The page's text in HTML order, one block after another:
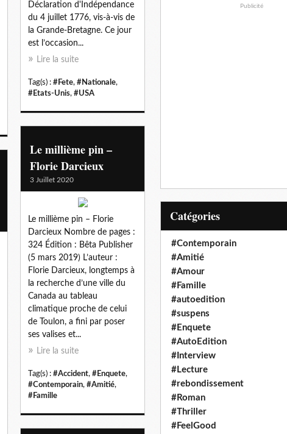
Déclaration d'Indépendance
du 4 juillet 1776, vis-à-vis de
la Grande-Bretagne. Ce jour
est l’occasion...
Lire la suite
Tag(s) : #Fete, #Nationale,
#Etats-Unis, #USA
Le millième pin –
Florie Darcieux
3 Juillet 2020
Le millième pin – Florie
Darcieux Nombre de pages :
324 Édition : Bêta Publisher
(5 mars 2019) L’auteur :
Florie Darcieux, longtemps à
la recherche d’une ville du
Canada au tableau
climatique proche de celui
de Toulon, a fini par poser
ses valises et...
Lire la suite
Tag(s) : #Accident, #Enquete,
#Contemporain, #Amitié,
#Famille
Publicité
Catégories
#Contemporain
#Amitié
#Amour
#Famille
#autoedition
#suspens
#Enquete
#AutoEdition
#Interview
#Lecture
#rebondissement
#Roman
#Thriller
#FeelGood